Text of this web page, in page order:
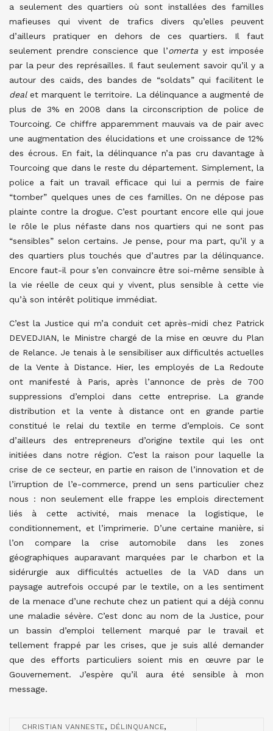
a seulement des quartiers où sont installées des familles
mafieuses qui vivent de trafics divers qu’elles peuvent
d’ailleurs pratiquer en dehors de ces quartiers. Il faut
seulement prendre conscience que l’omertay est imposée
par la peur des représailles. Il faut seulement savoir qu’il y a
autour des caïds, des bandes de “soldats” qui facilitent le
dealet marquent le territoire. La délinquance a augmenté de
plus de 3% en 2008 dans la circonscription de police de
Tourcoing. Ce chiffre apparemment mauvais va de pair avec
une augmentation des élucidations et une croissance de 12%
des écrous. En fait, la délinquance n’a pas cru davantage à
Tourcoing que dans le reste du département. Simplement, la
police a fait un travail efficace qui lui a permis de faire
“tomber” quelques unes de ces familles. On ne dépose pas
plainte contre la drogue. C’est pourtant encore elle qui joue
le rôle le plus néfaste dans nos quartiers qui ne sont pas
“sensibles” selon certains. Je pense, pour ma part, qu’il y a
des quartiers plus touchés que d’autres par la délinquance.
Encore faut-il pour s’en convaincre être soi-même sensible à
la vie réelle de ceux qui y vivent, plus sensible à cette vie
qu’à son intérêt politique immédiat.
C’est la Justice qui m’a conduit cet après-midi chez Patrick
DEVEDJIAN, le Ministre chargé de la mise en œuvre du Plan
de Relance. Je tenais à le sensibiliser aux difficultés actuelles
de la Vente à Distance. Hier, les employés de La Redoute
ont manifesté à Paris, après l’annonce de près de 700
suppressions d’emploi dans cette entreprise. La grande
distribution et la vente à distance ont en grande partie
constitué le relai du textile en terme d’emplois. Ce sont
d’ailleurs des entrepreneurs d’origine textile qui les ont
initiées dans notre région. C’est la raison pour laquelle la
crise de ce secteur, en partie en raison de l’innovation et de
l’irruption de l’e-commerce, prend un sens particulier chez
nous : non seulement elle frappe les emplois directement
liés à cette activité, mais menace la logistique, le
conditionnement, et l’imprimerie. D’une certaine manière, si
l’on compare la crise automobile dans les zones
géographiques auparavant marquées par le charbon et la
sidérurgie aux difficultés actuelles de la VAD dans un
paysage autrefois occupé par le textile, on a les sentiment
de la menace d’une rechute chez un patient qui a déjà connu
une maladie sévère. C’est donc au nom de la Justice, pour
un bassin d’emploi tellement marqué par le travail et
tellement frappé par les crises, que je suis allé demander
que des efforts particuliers soient mis en œuvre par le
Gouvernement. J’espère qu’il aura été sensible à mon
message.
CHRISTIAN VANNESTE, DÉLINQUANCE,